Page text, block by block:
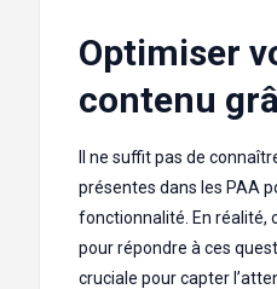
Optimiser
contenu
Il ne suffit pas de
présentes dans les PAA
fonctionnalité. En réalité,
pour répondre à ces
cruciale pour capter